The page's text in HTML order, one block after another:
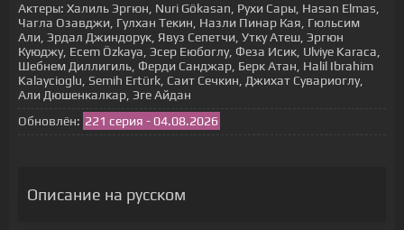
Актеры: Халиль Эргюн, Nuri Gökasan, Рухи Сары, Hasan Elmas,
Чагла Озавджи, Гулхан Текин, Назли Пинар Кая, Гюльсим
Али, Эрдал Джиндорук, Явуз Сепетчи, Утку Атеш, Эргюн
Куюджу, Ecem Özkaya, Эсер Еюбоглу, Феза Исик, Ulviye Karaca,
Шебнем Диллигиль, Ферди Санджар, Берк Атан, Halil Ibrahim
Kalaycioglu, Semih Ertürk, Саит Сечкин, Джихат Сувариоглу,
Али Дюшенкалкар, Эге Айдан
Обновлён: 221 серия - 04.08.2026
Описание на русском